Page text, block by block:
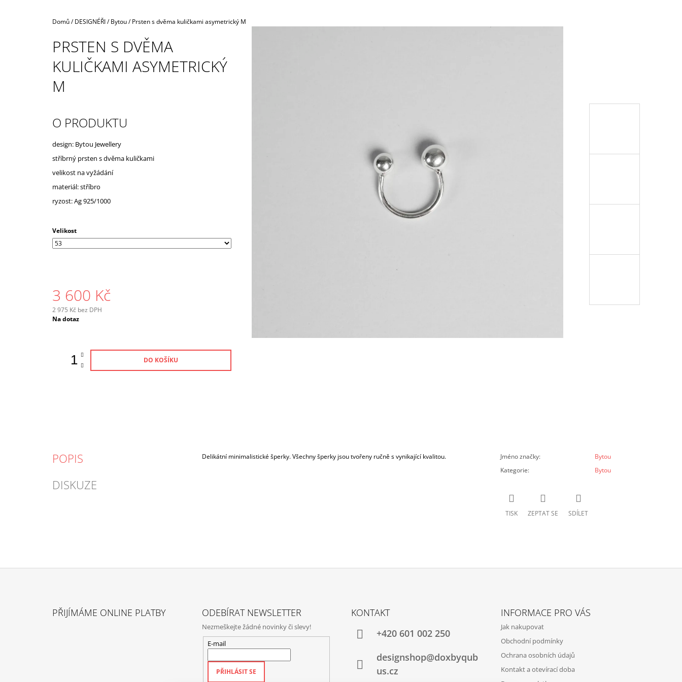
Domů/ DESIGNÉŘI/ Bytou/ Prsten s dvěma kuličkami asymetrický M
PRSTEN S DVĚMA
KULIČKAMI ASYMETRICKÝ
M
O PRODUKTU
design: Bytou Jewellery
stříbrný prsten s dvěma kuličkami
velikost na vyžádání
materiál: stříbro
ryzost: Ag 925/1000
Velikost
3 600 Kč
2 975 Kč bez DPH
Měrná
Na dotaz
DO KOŠÍKU
POPIS
DISKUZE
Delikátní minimalistické šperky. Všechny šperky jsou tvořeny ručně s vynikající kvalitou. Jméno značky:
Bytou
Kategorie: Bytou
TISK ZEPTAT SE SDÍLET
PŘIJÍMÁME ONLINE PLATBY ODEBÍRAT NEWSLETTER
Nezmeškejte žádné novinky či slevy!
E-mail
PŘIHLÁSIT SE
KONTAKT
+420‭ 601 002 250
designshop@doxbyqub
us.cz
INFORMACE PRO VÁS
Jak nakupovat
Obchodní podmínky
Ochrana osobních údajů
Kontakt a otevírací doba